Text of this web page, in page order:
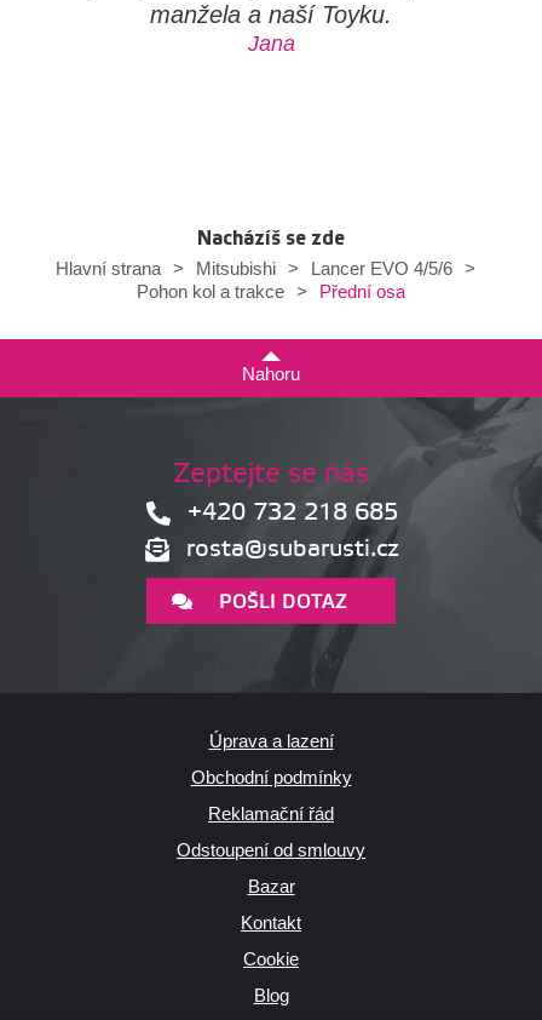
manžela a naší Toyku.
Jana
Nacházíš se zde
Hlavní strana
> Mitsubishi > Lancer EVO 4/5/6
>
Pohon kol a trakce > Přední osa
Nahoru
Zeptejte se nás
+420 732 218 685
rosta@subarusti.cz
POŠLI DOTAZ
Úprava a lazení
Obchodní podmínky
Reklamační řád
Odstoupení od smlouvy
Bazar
Kontakt
Cookie
Blog